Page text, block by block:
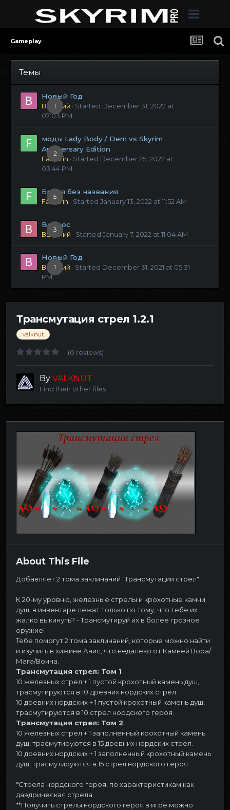
Gameplay
Темы
1
Новый Год
Виталий · Started December 31, 2022 at
07:03 PM
2
моды Lady Body / Dem vs Skyrim
Anniversary Edition
Fanfarin · Started December 25, 2022 at
03:44 PM
5
Броня без названия
Fanfarin · Started January 13, 2022 at 11:52 AM
3
Вопрос
Василий · Started January 7, 2022 at 11:04 AM
1
Новый Год
Виталий · Started December 31, 2021 at 05:31
PM
Трансмутация стрел 1.2.1
valknut
(0 reviews)
By VALKNUT
Find their other files
About This File
Добавляет 2 тома заклинаний "Трансмутации стрел"
К 20-му уровню, железные стрелы и крохотные камни
душ, в инвентаре лежат только по тому, что тебе их
жалко выкинуть? - Трансмутируй их в более грозное
оружие!
Тебе помогут 2 тома заклинаний, которые можно найти
и изучить в хижине Анис, что недалеко от Камней Вора/
Мага/Воина.
Трансмутация стрел: Том 1
10 железных стрел + 1 пустой крохотный камень душ,
трасмутируются в 10 древних нордских стрел.
10 древних нордских + 1 пустой крохотный камень душ,
трасмутируются в 10 стрел нордского героя.
Трансмутация стрел: Том 2
10 железных стрел + 1 заполненный крохотный камень
душ, трасмутируются в 15 древних нордских стрел.
10 древних нордских + 1 заполненный крохотный камень
душ, трасмутируются в 15 стрел нордского героя.
*Стрела нордского героя, по характеристикам как
даэдрическая стрела.
**Получить стрелы нордского героя в игре можно